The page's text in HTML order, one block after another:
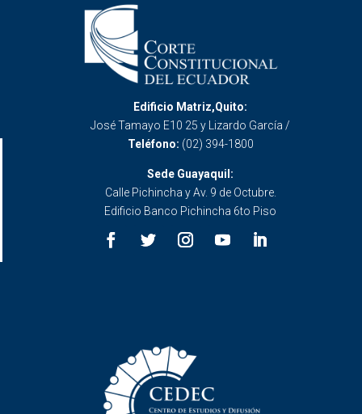
Edificio Matriz,Quito:
José Tamayo E10 25 y Lizardo García /
Teléfono: (02) 394-1800
Sede Guayaquil:
Calle Pichincha y Av. 9 de Octubre.
Edificio Banco Pichincha 6to Piso